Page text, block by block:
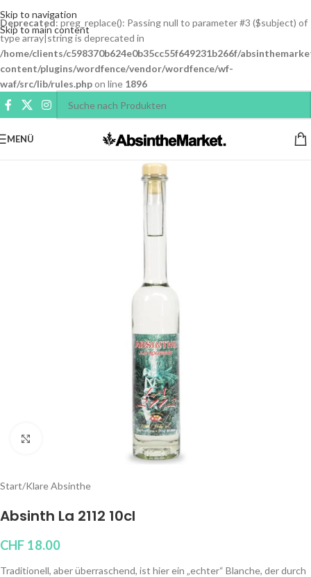
Deprecated: preg_replace(): Passing null to parameter #3 ($subject) of
type array|string is deprecated in
/home/clients/c598370b624e0b35cc55f649231b266f/
content/plugins/wordfence/vendor/wordfence/wf-
waf/src/lib/rules.phpon line 1896
Skip to navigation
Skip to main content
MENÜ
Klicken um zu vergrößern
Start/Klare Absinthe
Absinth La 2112 10cl
CHF 18.00
Traditionell, aber überraschend, ist hier ein „echter“ Blanche, der durch